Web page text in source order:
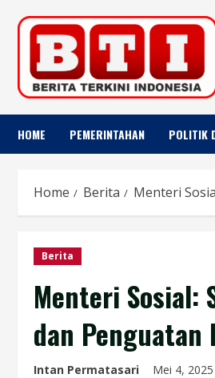
HOME PEMERINTAHAN POLITIK
Home Berita Menteri
Berita
Menteri Sosial:
dan
Intan Permatasari Mei 4, 2025